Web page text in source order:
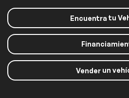
Encuentra tu
Venderun